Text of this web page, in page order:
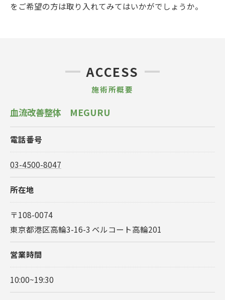
をご希望の方は取り入れてみてはいかがでしょうか。
施術所概要
ACCESS
血流改善整体 MEGURU
電話番号
03-4500-8047
所在地
〒108-0074
東京都港区高輪3-16-3 ベルコート高輪201
営業時間
10:00~19:30